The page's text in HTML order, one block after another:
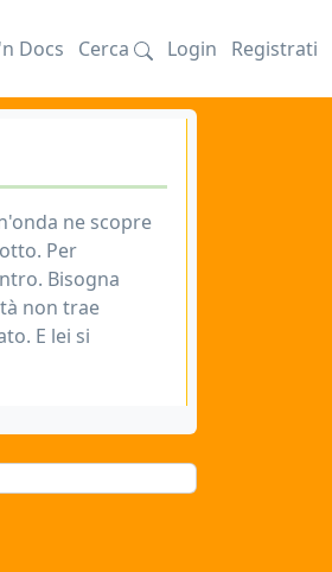
Docs Cerca Login Registrati
ne scopre
Per
Bisogna
non trae
E lei si